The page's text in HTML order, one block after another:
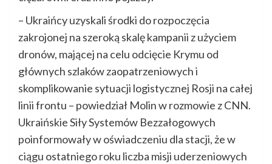
– Ukraińcy uzyskali środki do rozpoczęcia
zakrojonej na szeroką skalę kampanii z użyciem
dronów, mającej na celu odcięcie Krymu od
głównych szlaków zaopatrzeniowych i
skomplikowanie sytuacji logistycznej Rosji na całej
linii frontu – powiedział Molin w rozmowie z CNN.
Ukraińskie Siły Systemów Bezzałogowych
poinformowały w oświadczeniu dla stacji, że w
ciągu ostatniego roku liczba misji uderzeniowych